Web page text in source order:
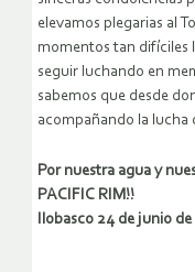
elevamos plegarias al
momentos tan difíciles
seguir luchando en
sabemos que desde
acompañando la lucha
Por nuestra agua y
PACIFIC RIM!!
Ilobasco 24 de junio de